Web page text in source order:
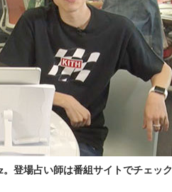
登場占い師は番組サイトでチェック